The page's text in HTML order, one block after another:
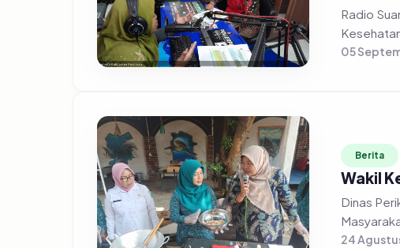
Radio
05
Berita
Wakil
Dinas
24